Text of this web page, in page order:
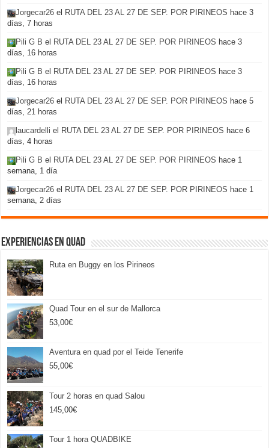
Jorgecar26 el RUTA DEL 23 AL 27 DE SEP. POR PIRINEOS hace 3
días, 7 horas
Pili G B el RUTA DEL 23 AL 27 DE SEP. POR PIRINEOS hace 3
días, 16 horas
Pili G B el RUTA DEL 23 AL 27 DE SEP. POR PIRINEOS hace 3
días, 16 horas
Jorgecar26 el RUTA DEL 23 AL 27 DE SEP. POR PIRINEOS hace 5
días, 21 horas
laucardelli el RUTA DEL 23 AL 27 DE SEP. POR PIRINEOS hace 6
días, 4 horas
Pili G B el RUTA DEL 23 AL 27 DE SEP. POR PIRINEOS hace 1
semana, 1 día
Jorgecar26 el RUTA DEL 23 AL 27 DE SEP. POR PIRINEOS hace 1
semana, 2 días
Experiencias en Quad
Ruta en Buggy en los Pirineos
Quad Tour en el sur de Mallorca
53,00€
Aventura en quad por el Teide Tenerife
55,00€
Tour 2 horas en quad Salou
145,00€
Tour 1 hora QUADBIKE